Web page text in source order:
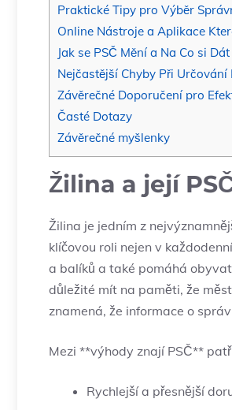
Praktické Tipy pro Výběr
Online Nástroje a Aplikace
Jak se PSČ Mění a Na Co si
Nejčastější Chyby Při Určování
Závěrečné Doporučení pro
Časté Dotazy
Závěrečné myšlenky
Žilina a její
Žilina je jedním z
klíčovou roli nejen v
a balíků a také pomáhá
důležité mít na paměti, že
znamená, že informace o
Mezi **výhody znají PSČ**
Rychlejší a přesnější